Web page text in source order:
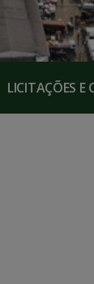
LICITAÇÕES